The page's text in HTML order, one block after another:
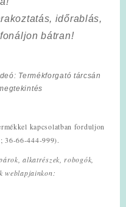
időrablás,
bátran!
Termékforgató tárcsán
kapcsolatban forduljon
36-66-444-999).
alkatrészek, robogók,
weblapjainkon: